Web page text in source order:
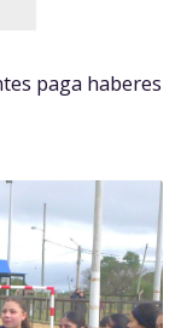
paga haberes